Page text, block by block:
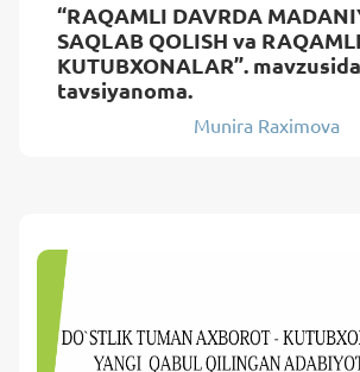
“RAQAMLI DAVRDA
SAQLAB QOLISH va RAQAMLI
KUTUBXONALAR”.
tavsiyanoma.
Munira Raximova